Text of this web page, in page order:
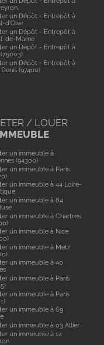
un Dépôt - Entrepôt à
d'Oise
un Dépôt - Entrepôt à
de-Marne
un Dépôt - Entrepôt à
(75003)
un Dépôt - Entrepôt à
(97400)
/ LOUER
un immeuble à
(94300)
un immeuble à Paris
un immeuble à 44 Loire-
un immeuble à 84
un immeuble à Chartres
un immeuble à Nice
un immeuble à Metz
un immeuble à 40
un immeuble à Paris
un immeuble à Paris
un immeuble à 69
un immeuble à 03 Allier
un immeuble à 12